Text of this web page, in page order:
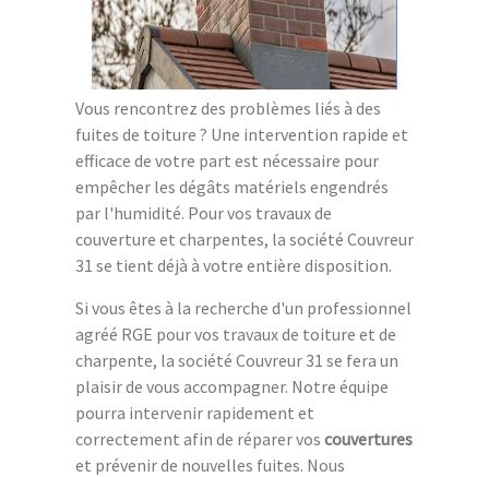
Vous rencontrez des problèmes liés à des
fuites de toiture ? Une intervention rapide et
efficace de votre part est nécessaire pour
empêcher les dégâts matériels engendrés
par l'humidité. Pour vos travaux de
couverture et charpentes, la société Couvreur
31 se tient déjà à votre entière disposition.
Si vous êtes à la recherche d'un professionnel
agréé RGE pour vos travaux de toiture et de
charpente, la société Couvreur 31 se fera un
plaisir de vous accompagner. Notre équipe
pourra intervenir rapidement et
correctement afin de réparer vos couvertures
et prévenir de nouvelles fuites. Nous